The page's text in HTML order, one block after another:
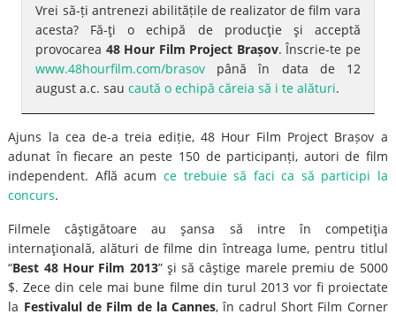
Vrei să-ți antrenezi abilitățile de realizator de film vara
acesta? Fă-ţi o echipă de producţie şi acceptă
provocarea 48 Hour Film Project Brașov. Înscrie-te pe
www.48hourfilm.com/brasov până în data de 12
august a.c. saucaută o echipă căreia să i te alături.
Ajuns la cea de-a treia ediție, 48 Hour Film Project Brașov a
adunat în fiecare an peste 150 de participanți, autori de film
independent. Află acum ce trebuie să faci ca să participi la
concurs.
Filmele câştigătoare au şansa să intre în competiţia
internaţională, alături de filme din întreaga lume, pentru titlul
“Best 48 Hour Film 2013” şi să câştige marele premiu de 5000
$. Zece din cele mai bune filme din turul 2013 vor fi proiectate
la Festivalul de Film de la Cannes, în cadrul Short Film Corner